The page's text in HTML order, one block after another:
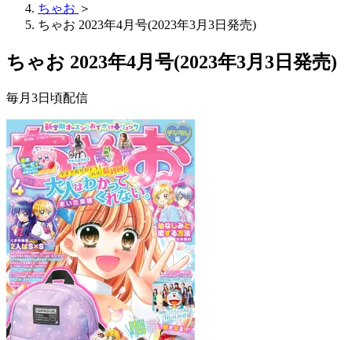
ちゃお ＞
ちゃお 2023年4月号(2023年3月3日発売)
ちゃお 2023年4月号(2023年3月3日発売)
毎月3日頃配信